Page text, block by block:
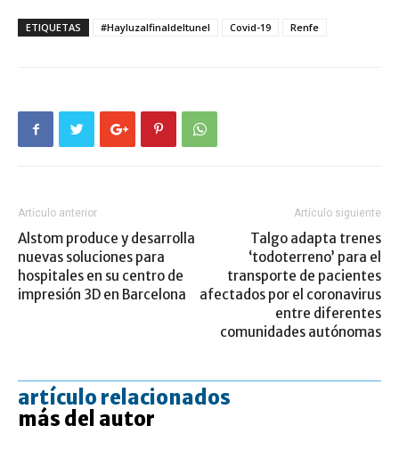
ETIQUETAS #Hayluzalfinaldeltunel Covid-19 Renfe
Artículo anterior
Alstom produce y desarrolla
nuevas soluciones para
hospitales en su centro de
impresión 3D en Barcelona
Artículo siguiente
Talgo adapta trenes
‘todoterreno’ para el
transporte de pacientes
afectados por el coronavirus
entre diferentes
comunidades autónomas
artículo relacionados
más del autor